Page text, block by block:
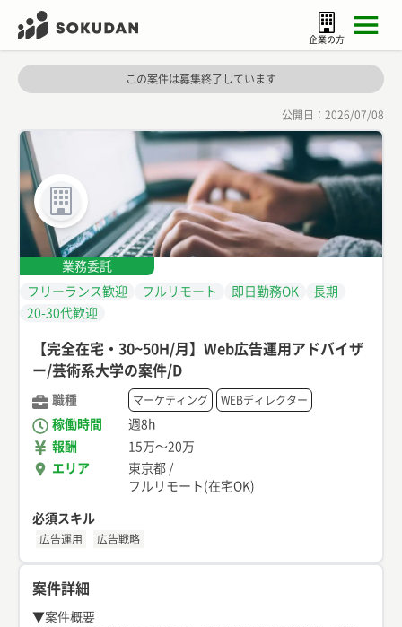
企業の方
この案件は募集終了しています
公開日： 2026/07/08
業務委託
フリーランス歓迎
フルリモート 即日勤務OK
長期
20-30代歓迎
【完全在宅・30~50H/月】Web広告運用アドバイザ
ー/芸術系大学の案件/D
職種 マーケティング WEBディレクター
稼働時間
週8h
報酬
15万〜20万
エリア
東京都 /
フルリモート(在宅OK)
必須スキル
広告運用 広告戦略
案件詳細
▼案件概要